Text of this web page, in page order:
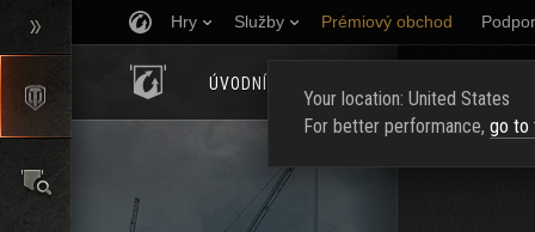
Hry Služby Prémiový obchod
ÚVODNÍ STRÁNKA
Your location: United States
For better performance, go to